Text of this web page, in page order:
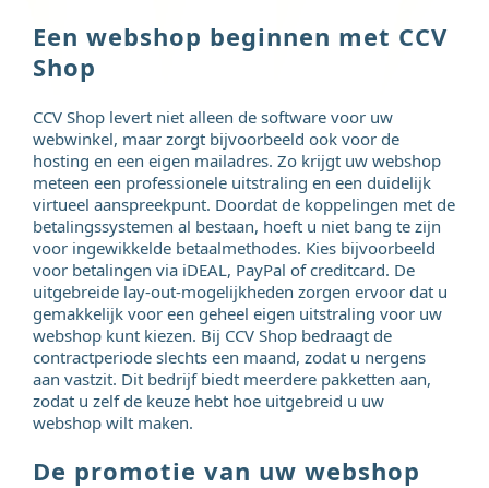
Een webshop beginnen met CCV
Shop
CCV Shop levert niet alleen de software voor uw
webwinkel, maar zorgt bijvoorbeeld ook voor de
hosting en een eigen mailadres. Zo krijgt uw webshop
meteen een professionele uitstraling en een duidelijk
virtueel aanspreekpunt. Doordat de koppelingen met de
betalingssystemen al bestaan, hoeft u niet bang te zijn
voor ingewikkelde betaalmethodes. Kies bijvoorbeeld
voor betalingen via iDEAL, PayPal of creditcard. De
uitgebreide lay-out-mogelijkheden zorgen ervoor dat u
gemakkelijk voor een geheel eigen uitstraling voor uw
webshop kunt kiezen. Bij CCV Shop bedraagt de
contractperiode slechts een maand, zodat u nergens
aan vastzit. Dit bedrijf biedt meerdere pakketten aan,
zodat u zelf de keuze hebt hoe uitgebreid u uw
webshop wilt maken.
De promotie van uw webshop